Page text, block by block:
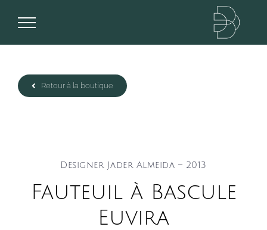
contenu
Retour à la boutique
Designer Jader Almeida – 2013
Fauteuil à Bascule
Euvira